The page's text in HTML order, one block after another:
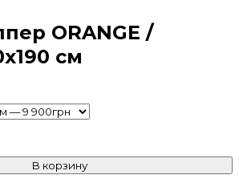
ORANGE /
см
В корзину